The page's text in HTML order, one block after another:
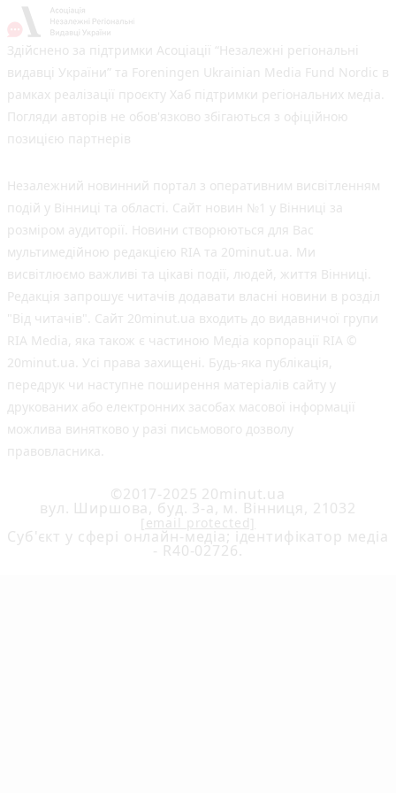
Здійснено за підтримки Асоціації “Незалежні регіональні
видавці України” та Foreningen Ukrainian Media Fund Nordic в
рамках реалізації проєкту Хаб підтримки регіональних медіа.
Погляди авторів не обов'язково збігаються з офіційною
позицією партнерів
Незалежний новинний портал з оперативним висвітленням
подій у Вінниці та області. Сайт новин №1 у Вінниці за
розміром аудиторії. Новини створюються для Вас
мультимедійною редакцією RIA та 20minut.ua. Ми
висвітлюємо важливі та цікаві події, людей, життя Вінниці.
Редакція запрошує читачів додавати власні новини в розділ
"Від читачів". Сайт 20minut.ua входить до видавничої групи
RIA Media, яка також є частиною Медіа корпорації RIA ©
20minut.ua. Усі права захищені. Будь-яка публiкацiя,
передрук чи наступне поширення матеріалів сайту у
друкованих або електронних засобах масової інформації
можлива винятково у разі письмового дозволу
правовласника.
©2017-2025 20minut.ua
вул. Ширшова, буд. 3-а, м. Вінниця, 21032
[email protected]
Cуб'єкт у сфері онлайн-медіа; ідентифікатор медіа
- R40-02726.